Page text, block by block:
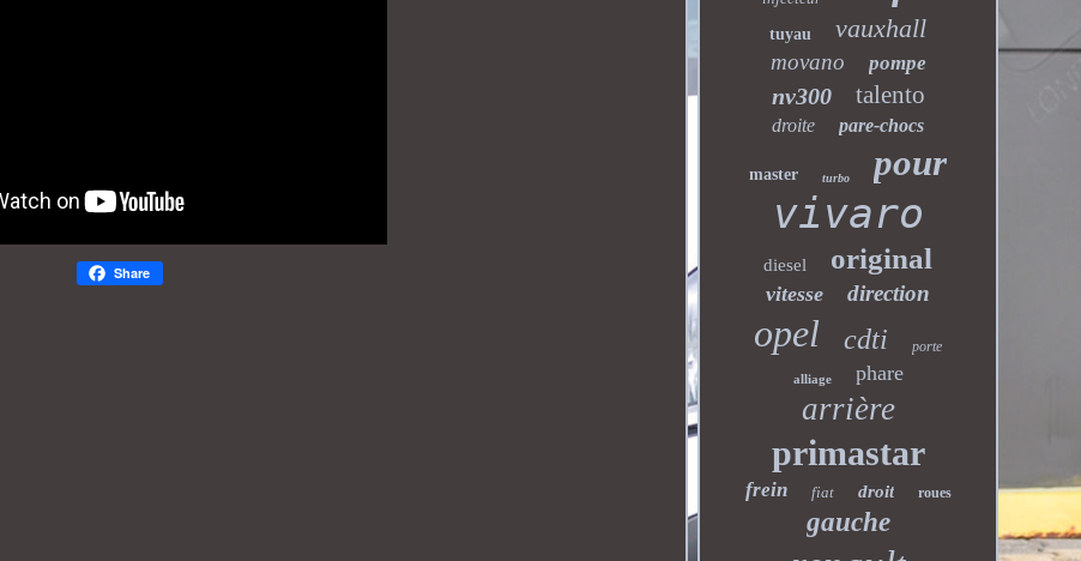
Share
tuyau vauxhall
movano pompe
nv300 talento
droite pare-chocs
master turbo pour
vivaro
diesel original
vitesse direction
opel cdti porte
alliage phare
arrière
primastar
frein fiat droit roues
gauche